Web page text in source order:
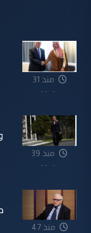
منذ 31
دقيقة
منذ 39
دقيقة
منذ 47